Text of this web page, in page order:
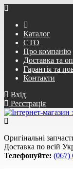
Каталог
СТО
Про компанію
Доставка та
Гарантія та
Контакти
Вхід
Реєстрація
Оригінальні
Доставка по всій
Телефонуйте: (067)